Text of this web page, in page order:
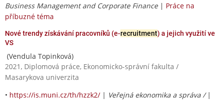
Business Management and Corporate Finance| Práce na
příbuzné téma
Nové trendy získávání pracovníků (e-recruitment) a jejich využití ve
VS
(Vendula Topinková)
2021, Diplomová práce, Ekonomicko-správní fakulta /
Masarykova univerzita
• https://is.muni.cz/th/hzzk2/ | Veřejná ekonomika a správa / |